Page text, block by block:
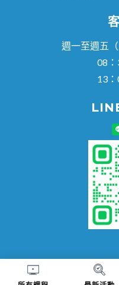
週一至週五
08
13
© 知多思科技股份有限公